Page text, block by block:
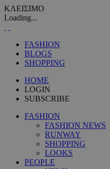
ΚΛΕΙΣΙΜΟ
Loading...
FASHION
BLOGS
SHOPPING
HOME
LOGIN
SUBSCRIBE
FASHION
FASHION NEWS
RUNWAY
SHOPPING
LOOKS
PEOPLE